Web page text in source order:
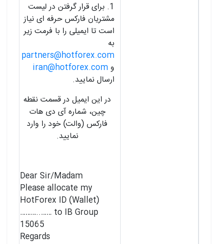
1. برای قرار گرفتن در لیست
مشتریان فارکس حرفه ای نیاز
است تا ایمیلی را با فرمت زیر
به
partners@hotforex.com
وiran@hotforex.com
ارسال نمایید.
در این ایمیل در قسمت نقطه
چین، شماره آی دی هات
فارکس (والت) خود را وارد
نمایید.
Dear Sir/Madam
Please allocate my
HotForex ID (Wallet)
………..…… to IB Group
15065
Regards